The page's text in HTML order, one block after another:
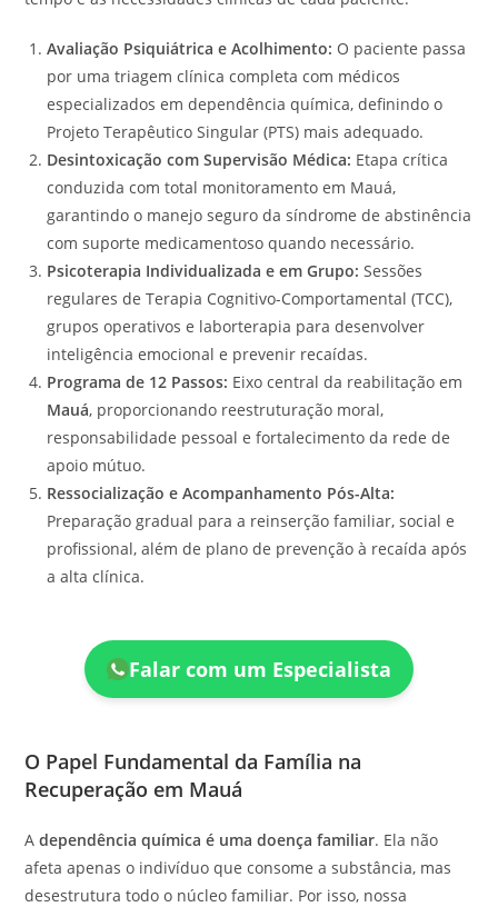
Avaliação Psiquiátrica e Acolhimento: O paciente passa
por uma triagem clínica completa com médicos
especializados em dependência química, definindo o
Projeto Terapêutico Singular (PTS) mais adequado.
Desintoxicação com Supervisão Médica: Etapa crítica
conduzida com total monitoramento em Mauá,
garantindo o manejo seguro da síndrome de abstinência
com suporte medicamentoso quando necessário.
Psicoterapia Individualizada e em Grupo: Sessões
regulares de Terapia Cognitivo-Comportamental (TCC),
grupos operativos e laborterapia para desenvolver
inteligência emocional e prevenir recaídas.
Programa de 12 Passos: Eixo central da reabilitação em
Mauá, proporcionando reestruturação moral,
responsabilidade pessoal e fortalecimento da rede de
apoio mútuo.
Ressocialização e Acompanhamento Pós-Alta:
Preparação gradual para a reinserção familiar, social e
profissional, além de plano de prevenção à recaída após
a alta clínica.
Falar com um Especialista
O Papel Fundamental da Família na
Recuperação em Mauá
Adependência química é uma doença familiar. Ela não
afeta apenas o indivíduo que consome a substância, mas
desestrutura todo o núcleo familiar. Por isso, nossa